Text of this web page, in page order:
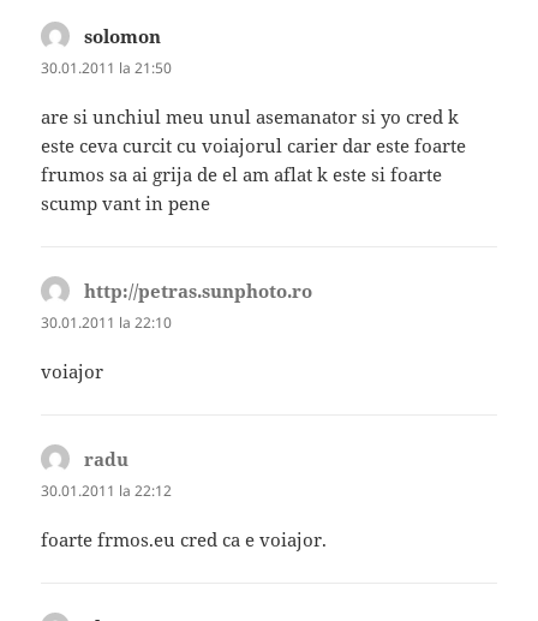
solomon
30.01.2011 la 21:50
are si unchiul meu unul asemanator si yo cred k
este ceva curcit cu voiajorul carier dar este foarte
frumos sa ai grija de el am aflat k este si foarte
scump vant in pene
http://petras.sunphoto.ro
30.01.2011 la 22:10
voiajor
radu
30.01.2011 la 22:12
foarte frmos.eu cred ca e voiajor.